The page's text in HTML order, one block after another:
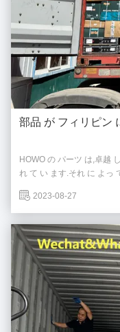
部品 が フィリピン
HOWO の パーツ は,卓越
れ て い ます.それ に よっ
です.厳格な製造プロセス
各部品は,性能と信頼性の
包括的なテストを受けま
のスペアパーツのもう一
2023-08-27